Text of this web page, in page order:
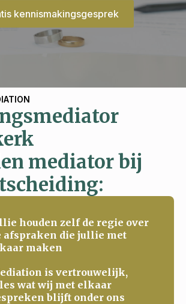
kennismakingsgesprek
mediator bij
houden zelf de regie over
afspraken die jullie met
maken
is vertrouwelijk,
wat wij met elkaar
blijft onder ons